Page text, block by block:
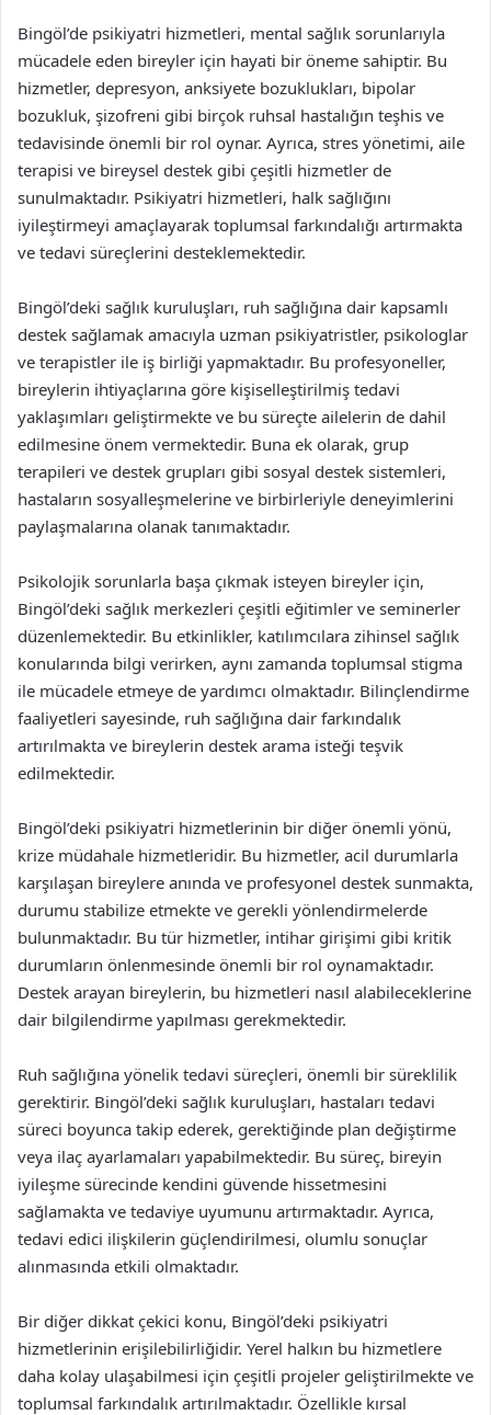
Bingöl’de psikiyatri hizmetleri, mental sağlık sorunlarıyla
mücadele eden bireyler için hayati bir öneme sahiptir. Bu
hizmetler, depresyon, anksiyete bozuklukları, bipolar
bozukluk, şizofreni gibi birçok ruhsal hastalığın teşhis ve
tedavisinde önemli bir rol oynar. Ayrıca, stres yönetimi, aile
terapisi ve bireysel destek gibi çeşitli hizmetler de
sunulmaktadır. Psikiyatri hizmetleri, halk sağlığını
iyileştirmeyi amaçlayarak toplumsal farkındalığı artırmakta
ve tedavi süreçlerini desteklemektedir.
Bingöl’deki sağlık kuruluşları, ruh sağlığına dair kapsamlı
destek sağlamak amacıyla uzman psikiyatristler, psikologlar
ve terapistler ile iş birliği yapmaktadır. Bu profesyoneller,
bireylerin ihtiyaçlarına göre kişiselleştirilmiş tedavi
yaklaşımları geliştirmekte ve bu süreçte ailelerin de dahil
edilmesine önem vermektedir. Buna ek olarak, grup
terapileri ve destek grupları gibi sosyal destek sistemleri,
hastaların sosyalleşmelerine ve birbirleriyle deneyimlerini
paylaşmalarına olanak tanımaktadır.
Psikolojik sorunlarla başa çıkmak isteyen bireyler için,
Bingöl’deki sağlık merkezleri çeşitli eğitimler ve seminerler
düzenlemektedir. Bu etkinlikler, katılımcılara zihinsel sağlık
konularında bilgi verirken, aynı zamanda toplumsal stigma
ile mücadele etmeye de yardımcı olmaktadır. Bilinçlendirme
faaliyetleri sayesinde, ruh sağlığına dair farkındalık
artırılmakta ve bireylerin destek arama isteği teşvik
edilmektedir.
Bingöl’deki psikiyatri hizmetlerinin bir diğer önemli yönü,
krize müdahale hizmetleridir. Bu hizmetler, acil durumlarla
karşılaşan bireylere anında ve profesyonel destek sunmakta,
durumu stabilize etmekte ve gerekli yönlendirmelerde
bulunmaktadır. Bu tür hizmetler, intihar girişimi gibi kritik
durumların önlenmesinde önemli bir rol oynamaktadır.
Destek arayan bireylerin, bu hizmetleri nasıl alabileceklerine
dair bilgilendirme yapılması gerekmektedir.
Ruh sağlığına yönelik tedavi süreçleri, önemli bir süreklilik
gerektirir. Bingöl’deki sağlık kuruluşları, hastaları tedavi
süreci boyunca takip ederek, gerektiğinde plan değiştirme
veya ilaç ayarlamaları yapabilmektedir. Bu süreç, bireyin
iyileşme sürecinde kendini güvende hissetmesini
sağlamakta ve tedaviye uyumunu artırmaktadır. Ayrıca,
tedavi edici ilişkilerin güçlendirilmesi, olumlu sonuçlar
alınmasında etkili olmaktadır.
Bir diğer dikkat çekici konu, Bingöl’deki psikiyatri
hizmetlerinin erişilebilirliğidir. Yerel halkın bu hizmetlere
daha kolay ulaşabilmesi için çeşitli projeler geliştirilmekte ve
toplumsal farkındalık artırılmaktadır. Özellikle kırsal